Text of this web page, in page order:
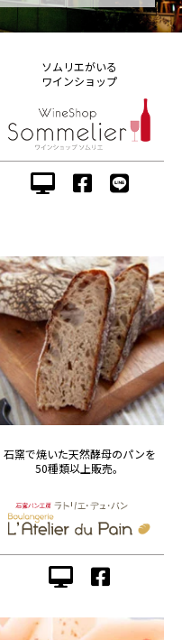
ソムリエがいる
ワインショップ
石窯で焼いた天然酵母のパンを
50種類以上販売。